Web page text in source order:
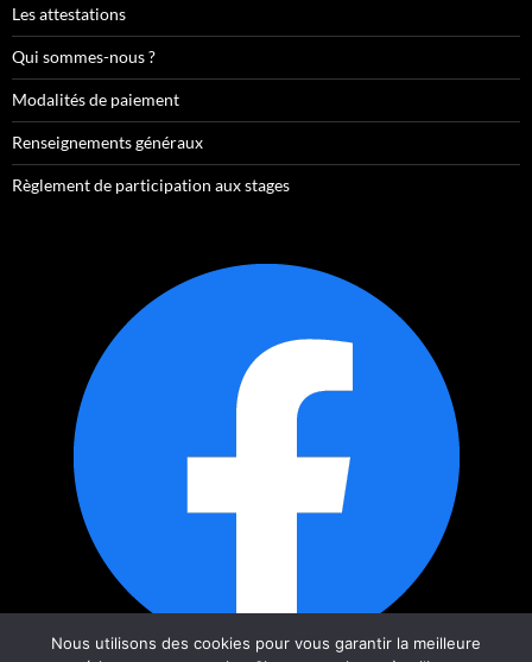
Les attestations
Qui sommes-nous ?
Modalités de paiement
Renseignements généraux
Règlement de participation aux stages
Nous utilisons des cookies pour vous garantir la meilleure